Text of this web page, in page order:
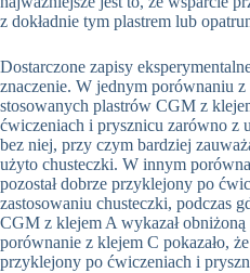
z dokładnie tym plastrem lub
Dostarczone zapisy
znaczenie. W jednym porównaniu
stosowanych plastrów CGM z
ćwiczeniach i prysznicu zarówno z
bez niej, przy czym bardziej
użyto chusteczki. W innym
pozostał dobrze przyklejony po
zastosowaniu chusteczki, podczas
CGM z klejem A wykazał obniżoną
porównanie z klejem C pokazało,
przyklejony po ćwiczeniach i